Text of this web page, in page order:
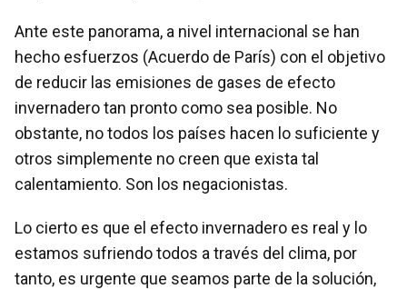
Ante este panorama, a nivel internacional se han
hecho esfuerzos (Acuerdo de París) con el objetivo
de reducir las emisiones de gases de efecto
invernadero tan pronto como sea posible. No
obstante, no todos los países hacen lo suficiente y
otros simplemente no creen que exista tal
calentamiento. Son los negacionistas.
Lo cierto es que el efecto invernadero es real y lo
estamos sufriendo todos a través del clima, por
tanto, es urgente que seamos parte de la solución,